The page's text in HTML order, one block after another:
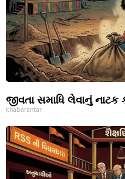
જીવતા સમાધિ લેવાનું
khabarantar